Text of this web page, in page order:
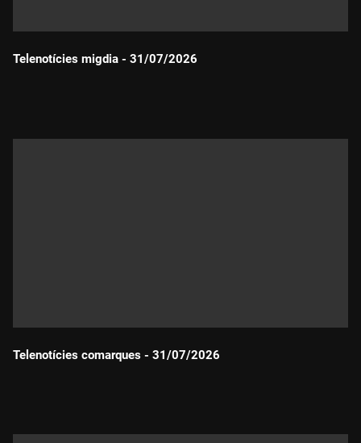
Telenotícies migdia - 31/07/2026
Telenotícies comarques - 31/07/2026